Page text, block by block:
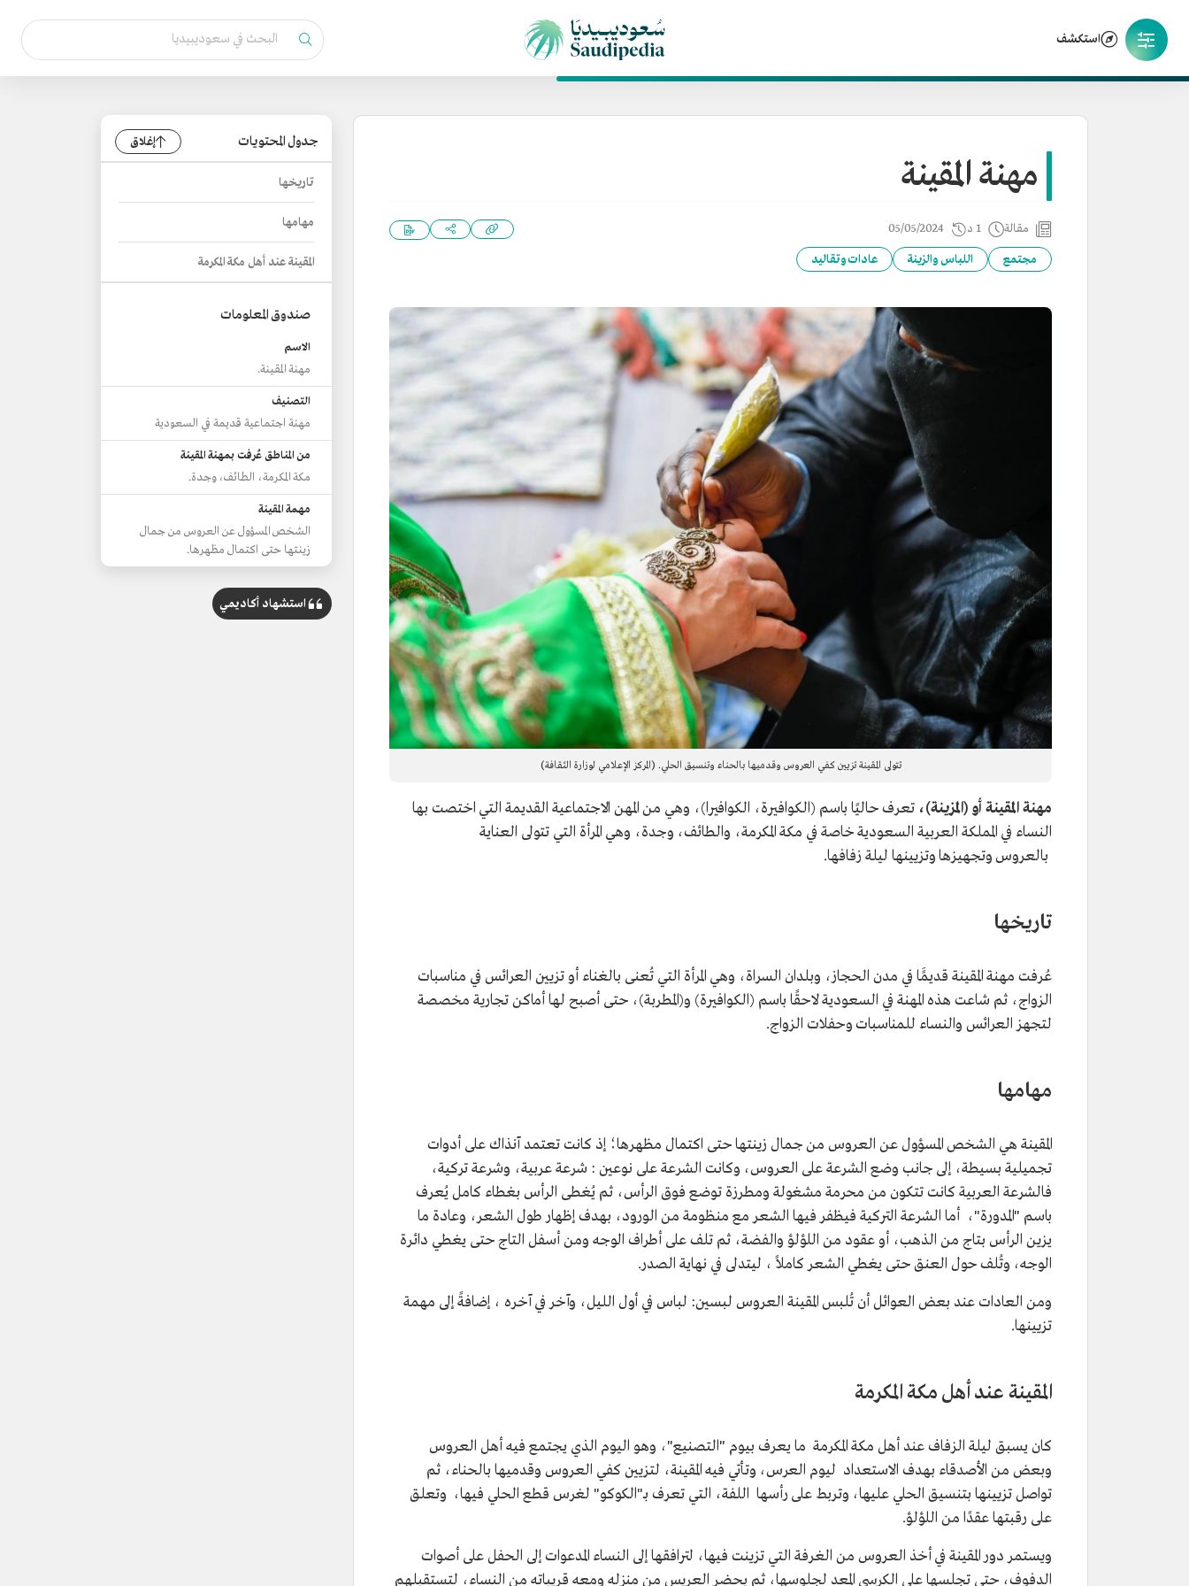
استكشف
مهنة المقينة
مقالة 1 د 05/05/2024
مجتمع اللباس والزينة عادات وتقاليد
تتولى المقينة تزيين كفي العروس وقدميها بالحناء وتنسيق الحلي. (المركز الإعلامي لوزارة الثقافة)
مهنة المقينة أو (المزينة)، تعرف حاليًا باسم (الكوافيرة، الكوافيرا)، وهي من المهن الاجتماعية القديمة التي اختصت بها
النساء في المملكة العربية السعودية خاصة في مكة المكرمة، والطائف، وجدة، وهي المرأة التي تتولى العناية
بالعروس وتجهيزها وتزيينها ليلة زفافها.
تاريخها
عُرفت مهنة المقينة قديمًَا في مدن الحجاز، وبلدان السراة، وهي المرأة التي تُعنى بالغناء أو تزيين العرائس في مناسبات
الزواج، ثم شاعت هذه المهنة في السعودية لاحقًا باسم (الكوافيرة) و(المطربة)، حتى أصبح لها أماكن تجارية مخصصة
لتجهز العرائس والنساء للمناسبات وحفلات الزواج.
مهامها
المقينة هي الشخص المسؤول عن العروس من جمال زينتها حتى اكتمال مظهرها؛ إذ كانت تعتمد آنذاك على أدوات
تجميلية بسيطة، إلى جانب وضع الشرعة على العروس، وكانت الشرعة على نوعين : شرعة عربية، وشرعة تركية،
فالشرعة العربية كانت تتكون من محرمة مشغولة ومطرزة توضع فوق الرأس، ثم يُغطى الرأس بغطاء كامل يُعرف
باسم "المدورة"، أما الشرعة التركية فيظفر فيها الشعر مع منظومة من الورود، بهدف إظهار طول الشعر، وعادة ما
يزين الرأس بتاج من الذهب، أو عقود من اللؤلؤ والفضة، ثم تلف على أطراف الوجه ومن أسفل التاج حتى يغطي دائرة
الوجه، وتُلف حول العنق حتى يغطي الشعر كاملاً ، ليتدلى في نهاية الصدر.
ومن العادات عند بعض العوائل أن تُلبس المقينة العروس لبسين: لباس في أول الليل، وآخر في آخره ، إضافةً إلى مهمة
تزيينها.
المقينة عند أهل مكة المكرمة
كان يسبق ليلة الزفاف عند أهل مكة المكرمة ما يعرف بيوم "التصنيع"، وهو اليوم الذي يجتمع فيه أهل العروس
وبعض من الأصدقاء بهدف الاستعداد ليوم العرس، وتأتي فيه المقينة، لتزيين كفي العروس وقدميها بالحناء، ثم
تواصل تزيينها بتنسيق الحلي عليها، وتربط على رأسها اللفة، التي تعرف بـ"الكوكو" لغرس قطع الحلي فيها، وتعلق
على رقبتها عقدًا من اللؤلؤ.
ويستمر دور المقينة في أخذ العروس من الغرفة التي تزينت فيها، لترافقها إلى النساء المدعوات إلى الحفل على أصوات
الدفوف، حتى تجلسها على الكرسي المعد لجلوسها، ثم يحضر العريس من منزله ومعه قريباته من النساء، لتستقبلهم
جدول المحتويات إغلاق
تاريخها
مهامها
المقينة عند أهل مكة المكرمة
صندوق المعلومات
الاسم
مهنة المقينة.
التصنيف
مهنة اجتماعية قديمة في السعودية
من المناطق عُرفت بمهنة المقينة
مكة المكرمة، الطائف، وجدة.
مهمة المقينة
الشخص المسؤول عن العروس من جمال
زينتها حتى اكتمال مظهرها.
استشهاد أكاديمي